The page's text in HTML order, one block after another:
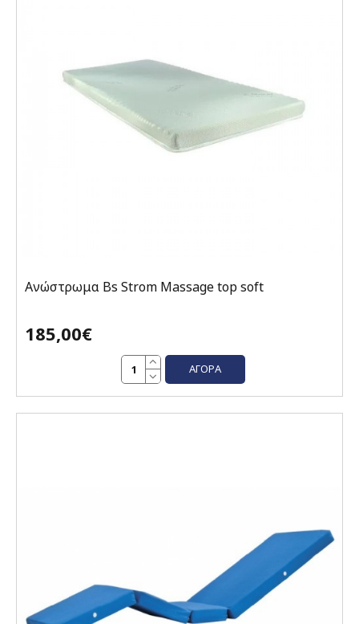
Ανώστρωμα Bs Strom Massage top soft
185,00€
ΑΓΟΡΆ